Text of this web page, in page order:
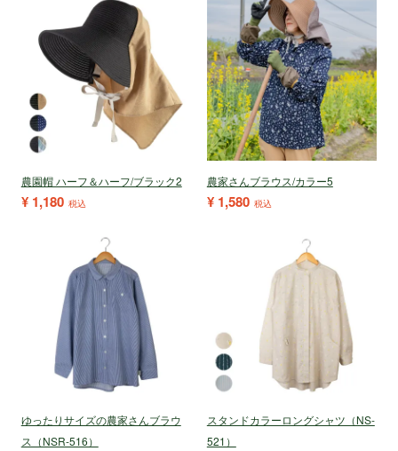
農園帽 ハーフ＆ハーフ/ブラック2
¥ 1,180 税込
農家さんブラウス/カラー5
¥ 1,580 税込
ゆったりサイズの農家さんブラウ
ス（NSR-516）
スタンドカラーロングシャツ（NS-
521）